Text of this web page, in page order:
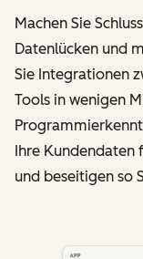
Machen Sie
Datenlücken und
Sie Integrationen
Tools in wenigen
Ihre Kundendaten
und beseitigen so